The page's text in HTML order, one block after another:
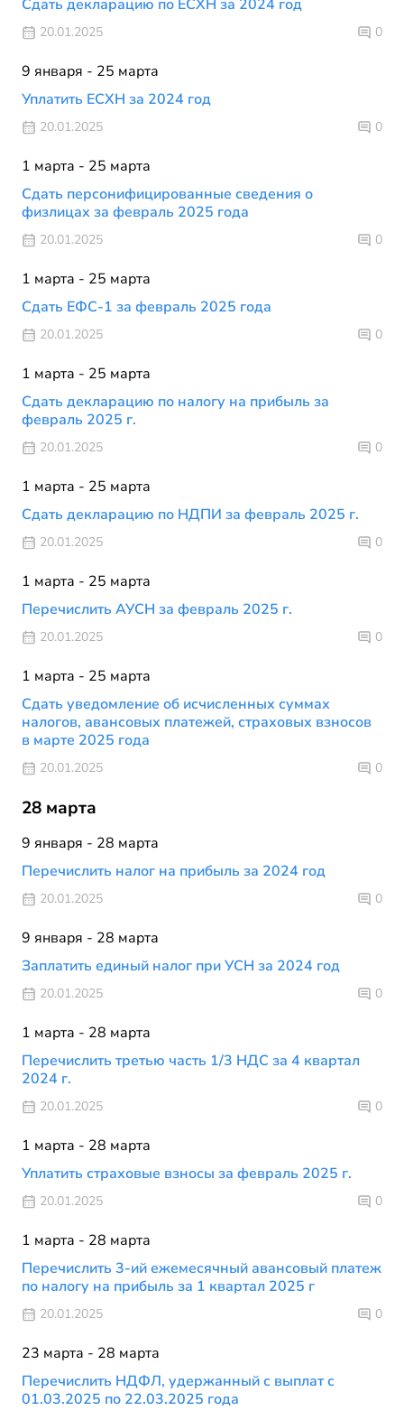
Сдать декларацию по ЕСХН за 2024 год
20.01.2025 0
9 января - 25 марта
Уплатить ЕСХН за 2024 год
20.01.2025 0
1 марта - 25 марта
Сдать персонифицированные сведения о
физлицах за февраль 2025 года
20.01.2025 0
1 марта - 25 марта
Сдать ЕФС-1 за февраль 2025 года
20.01.2025 0
1 марта - 25 марта
Сдать декларацию по налогу на прибыль за
февраль 2025 г.
20.01.2025 0
1 марта - 25 марта
Сдать декларацию по НДПИ за февраль 2025 г.
20.01.2025 0
1 марта - 25 марта
Перечислить АУСН за февраль 2025 г.
20.01.2025 0
1 марта - 25 марта
Сдать уведомление об исчисленных суммах
налогов, авансовых платежей, страховых взносов
в марте 2025 года
20.01.2025 0
28 марта
9 января - 28 марта
Перечислить налог на прибыль за 2024 год
20.01.2025 0
9 января - 28 марта
Заплатить единый налог при УСН за 2024 год
20.01.2025 0
1 марта - 28 марта
Перечислить третью часть 1/3 НДС за 4 квартал
2024 г.
20.01.2025 0
1 марта - 28 марта
Уплатить страховые взносы за февраль 2025 г.
20.01.2025 0
1 марта - 28 марта
Перечислить 3-ий ежемесячный авансовый платеж
по налогу на прибыль за 1 квартал 2025 г
20.01.2025 0
23 марта - 28 марта
Перечислить НДФЛ, удержанный с выплат с
01.03.2025 по 22.03.2025 года